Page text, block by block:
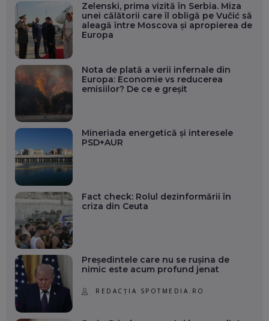
Zelenski, prima vizită în Serbia. Miza
unei călătorii care îl obligă pe Vučić să
aleagă între Moscova și apropierea de
Europa
Nota de plată a verii infernale din
Europa: Economie vs reducerea
emisiilor? De ce e greșit
Mineriada energetică și interesele
PSD+AUR
Fact check: Rolul dezinformării în
criza din Ceuta
Președintele care nu se rușina de
nimic este acum profund jenat
REDACȚIA SPOTMEDIA.RO